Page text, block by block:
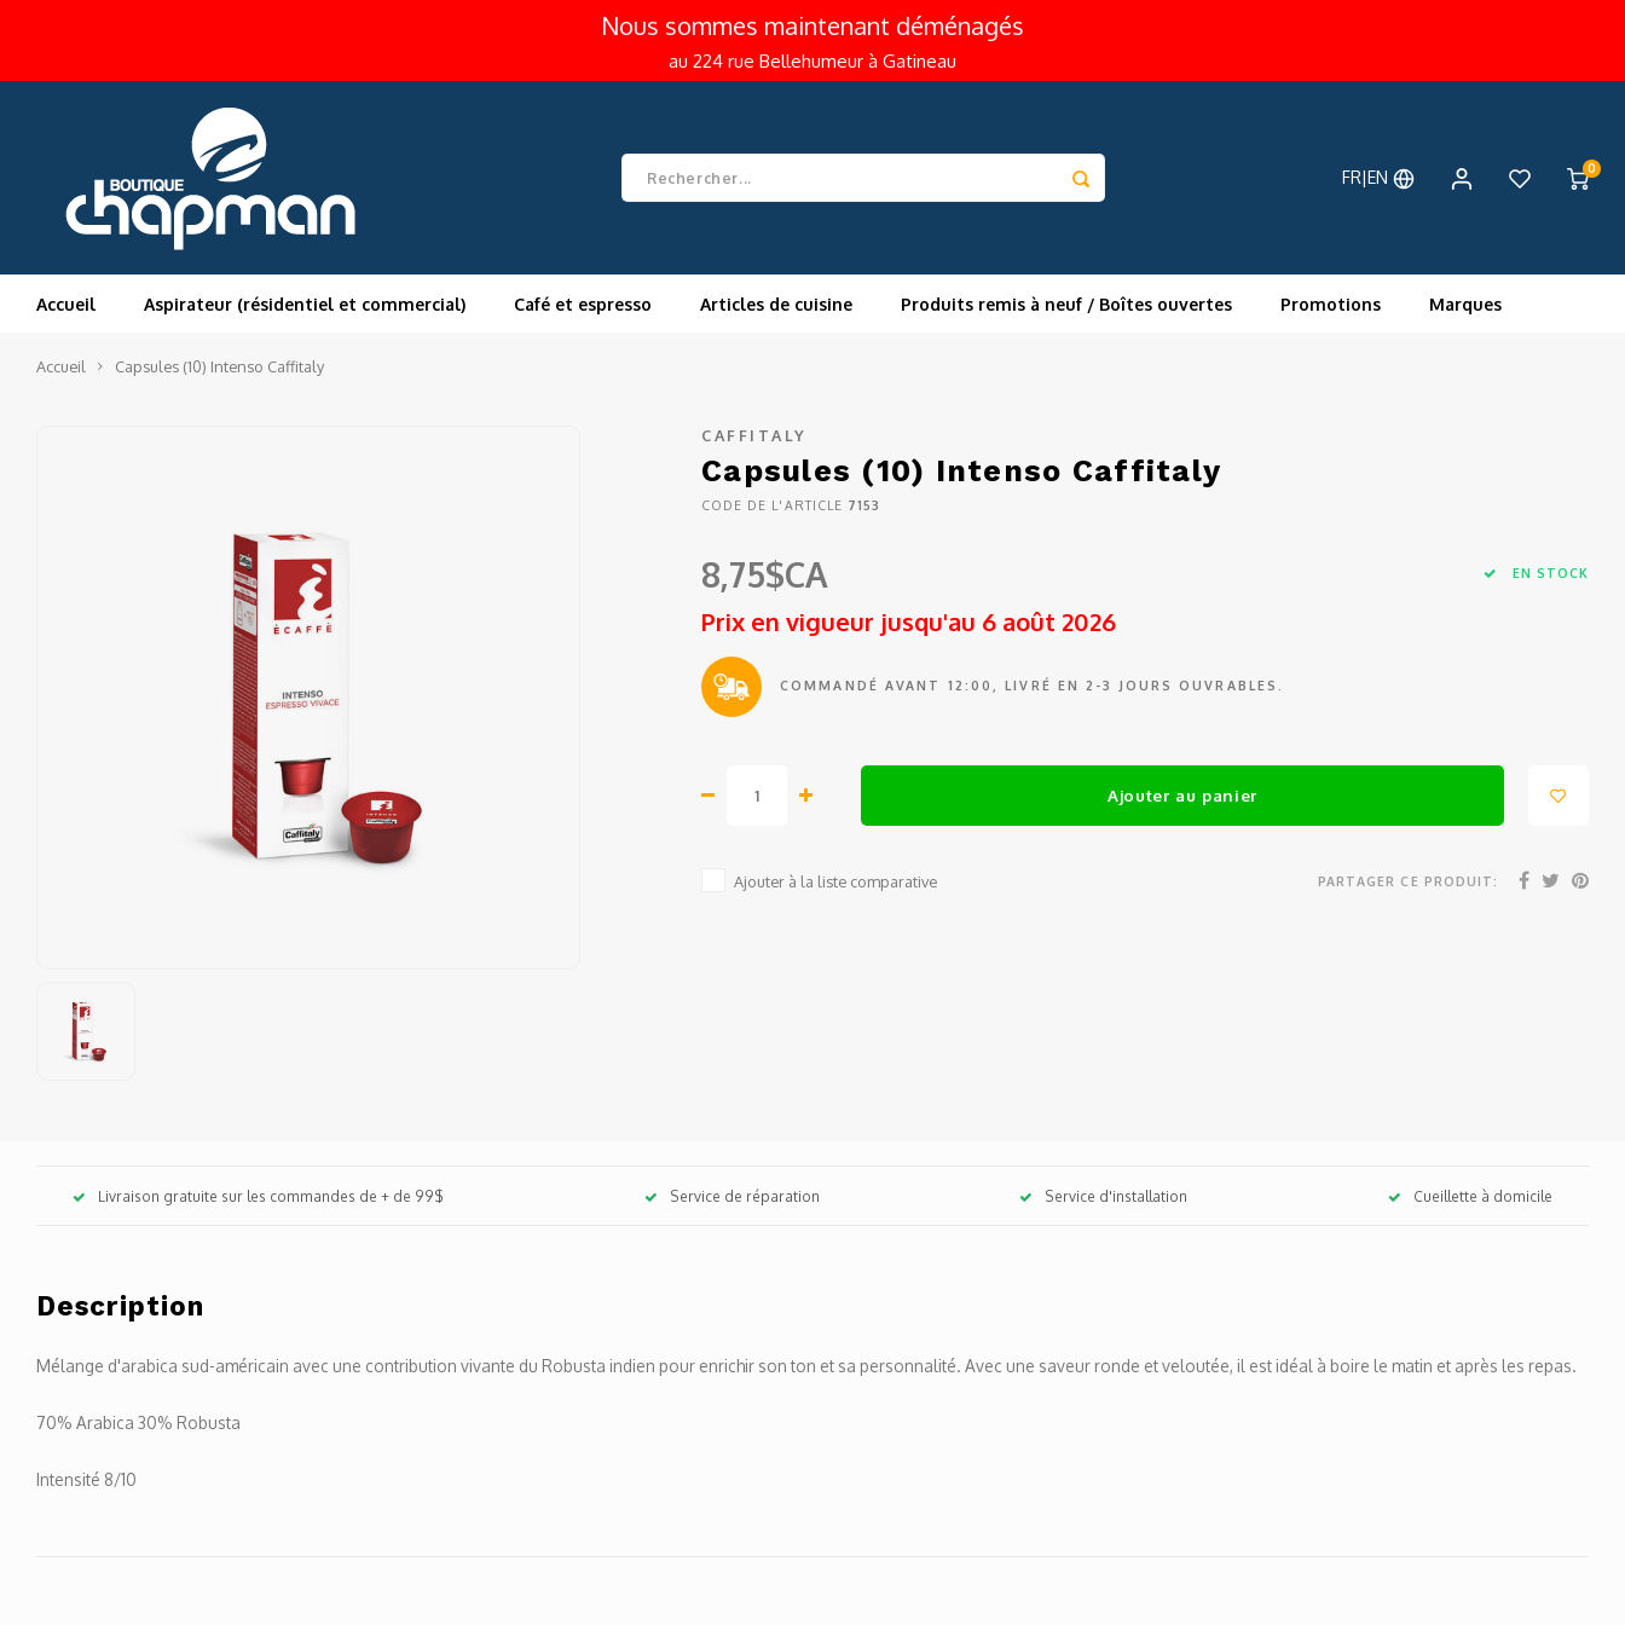
Nous sommes maintenant déménagés
au 224 rue Bellehumeur à Gatineau
FR|EN 0
Accueil Aspirateur (résidentiel et commercial) Café et espresso Articles de cuisine Produits remis à neuf / Boîtes ouvertes Promotions Marques
Accueil Capsules (10) Intenso Caffitaly
CAFFITALY
Capsules (10) Intenso Caffitaly
CODE DE L'ARTICLE 7153
8,75$CA EN STOCK
Prix en vigueur jusqu'au 6 août 2026
COMMANDÉ AVANT 12:00, LIVRÉ EN 2-3 JOURS OUVRABLES.
Ajouter au panier
Ajouter à la liste comparative PARTAGER CE PRODUIT:
Livraison gratuite sur les commandes de + de 99$ Service de réparation Service d'installation Cueillette à domicile
Description
Mélange d'arabica sud-américain avec une contribution vivante du Robusta indien pour enrichir son ton et sa personnalité. Avec une saveur ronde et veloutée, il est idéal à boire le matin et après les repas.
70% Arabica 30% Robusta
Intensité 8/10